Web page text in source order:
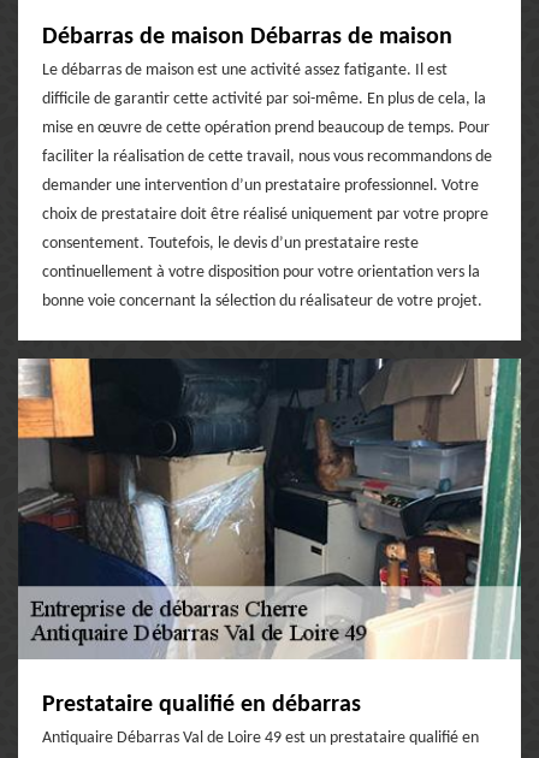
Débarras de maison Débarras de maison
Le débarras de maison est une activité assez fatigante. Il est
difficile de garantir cette activité par soi-même. En plus de cela, la
mise en œuvre de cette opération prend beaucoup de temps. Pour
faciliter la réalisation de cette travail, nous vous recommandons de
demander une intervention d’un prestataire professionnel. Votre
choix de prestataire doit être réalisé uniquement par votre propre
consentement. Toutefois, le devis d’un prestataire reste
continuellement à votre disposition pour votre orientation vers la
bonne voie concernant la sélection du réalisateur de votre projet.
Prestataire qualifié en débarras
Antiquaire Débarras Val de Loire 49 est un prestataire qualifié en